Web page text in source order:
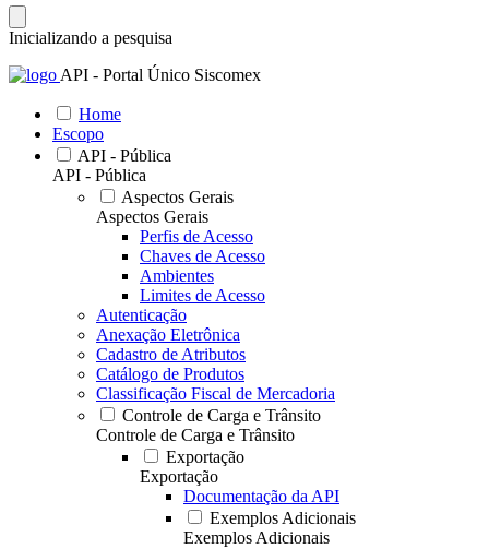
Inicializando a pesquisa
API - Portal Único Siscomex
Home
Escopo
API - Pública
API - Pública
Aspectos Gerais
Aspectos Gerais
Perfis de Acesso
Chaves de Acesso
Ambientes
Limites de Acesso
Autenticação
Anexação Eletrônica
Cadastro de Atributos
Catálogo de Produtos
Classificação Fiscal de Mercadoria
Controle de Carga e Trânsito
Controle de Carga e Trânsito
Exportação
Exportação
Documentação da API
Exemplos Adicionais
Exemplos Adicionais